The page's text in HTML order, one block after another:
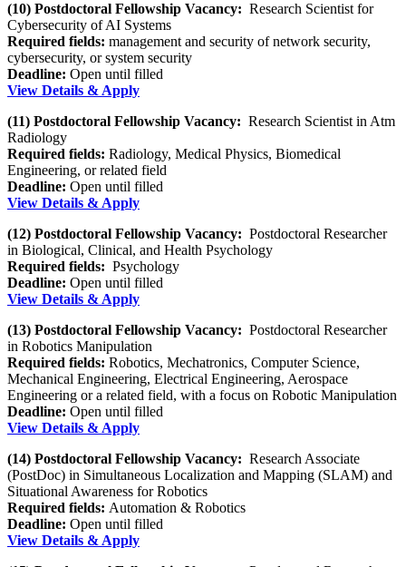
(10) Postdoctoral Fellowship Vacancy: Research Scientist for
Cybersecurity of AI Systems
Required fields: management and security of network security,
cybersecurity, or system security
Deadline: Open until filled
View Details & Apply
(11) Postdoctoral Fellowship Vacancy: Research Scientist in Atm
Radiology
Required fields: Radiology, Medical Physics, Biomedical
Engineering, or related field
Deadline: Open until filled
View Details & Apply
(12) Postdoctoral Fellowship Vacancy: Postdoctoral Researcher
in Biological, Clinical, and Health Psychology
Required fields: Psychology
Deadline: Open until filled
View Details & Apply
(13) Postdoctoral Fellowship Vacancy: Postdoctoral Researcher
in Robotics Manipulation
Required fields: Robotics, Mechatronics, Computer Science,
Mechanical Engineering, Electrical Engineering, Aerospace
Engineering or a related field, with a focus on Robotic Manipulation
Deadline: Open until filled
View Details & Apply
(14) Postdoctoral Fellowship Vacancy: Research Associate
(PostDoc) in Simultaneous Localization and Mapping (SLAM) and
Situational Awareness for Robotics
Required fields: Automation & Robotics
Deadline: Open until filled
View Details & Apply